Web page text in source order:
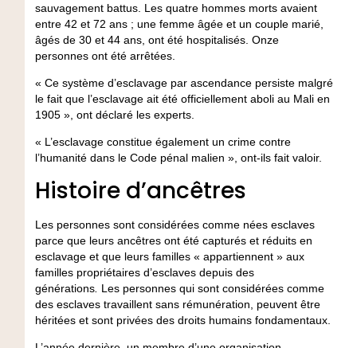
sauvagement battus. Les quatre hommes morts avaient
entre 42 et 72 ans ; une femme âgée et un couple marié,
âgés de 30 et 44 ans, ont été hospitalisés. Onze
personnes ont été arrêtées.
« Ce système d’esclavage par ascendance persiste malgré
le fait que l’esclavage ait été officiellement aboli au Mali en
1905 », ont déclaré les experts.
« L’esclavage constitue également un crime contre
l’humanité dans le Code pénal malien », ont-ils fait valoir.
Histoire d’ancêtres
Les personnes sont considérées comme nées esclaves
parce que leurs ancêtres ont été capturés et réduits en
esclavage et que leurs familles « appartiennent » aux
familles propriétaires d’esclaves depuis des
générations. Les personnes qui sont considérées comme
des esclaves travaillent sans rémunération, peuvent être
héritées et sont privées des droits humains fondamentaux.